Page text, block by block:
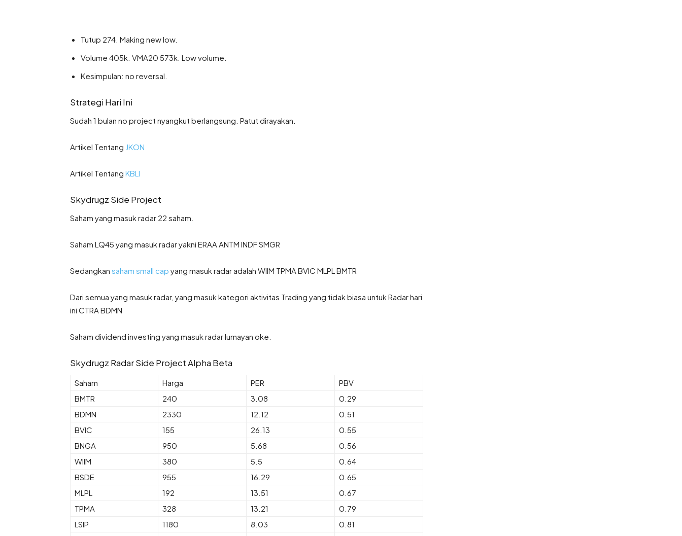
Tutup 274. Making new low.
Volume 405k. VMA20 573k. Low volume.
Kesimpulan: no reversal.
Strategi Hari Ini
Sudah 1 bulan no project nyangkut berlangsung. Patut dirayakan.
Artikel Tentang JKON
Artikel Tentang KBLI
Skydrugz Side Project
Saham yang masuk radar 22 saham.
Saham LQ45 yang masuk radar yakni ERAA ANTM INDF SMGR
Sedangkan saham small cap yang masuk radar adalah WIIM TPMA BVIC MLPL BMTR
Dari semua yang masuk radar, yang masuk kategori aktivitas Trading yang tidak biasa untuk Radar hari
ini CTRA BDMN
Saham dividend investing yang masuk radar lumayan oke.
Skydrugz Radar Side Project Alpha Beta
Saham Harga PER
PBV
BMTR
240 3.08
0.29
BDMN
2330 12.12
0.51
BVIC
155 26.13
0.55
BNGA
950 5.68
0.56
WIIM
380 5.5
0.64
BSDE
955 16.29
0.65
MLPL
192 13.51
0.67
TPMA
328 13.21
0.79
LSIP
1180 8.03
0.81